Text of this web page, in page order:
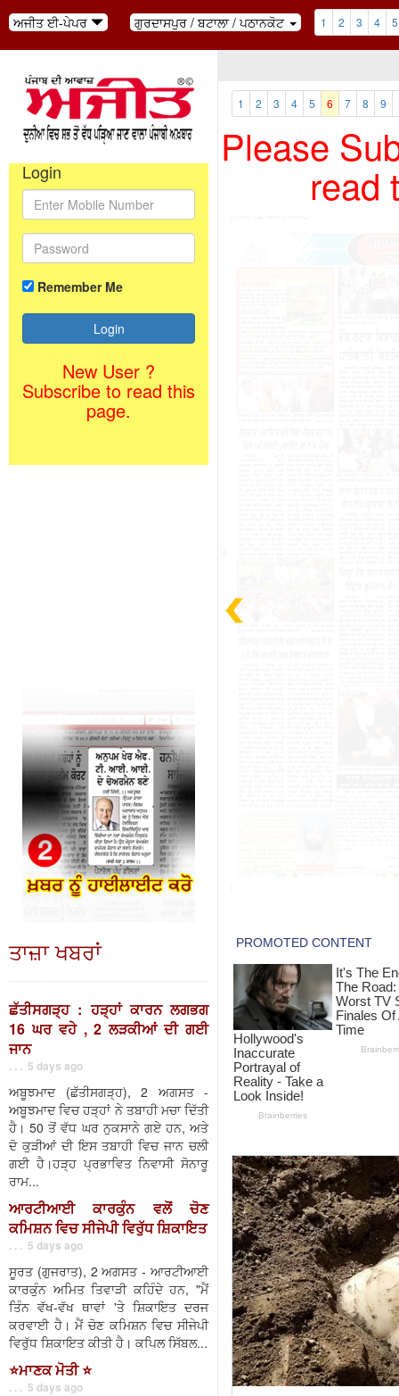
ਅਜੀਤ ਈ-ਪੇਪਰ ਗੁਰਦਾਸਪੁਰ / ਬਟਾਲਾ / ਪਠਾਨਕੋਟ 1 2 3 4 5
Login
Remember Me
New User ?
Subscribe to read this
page.
ਤਾਜ਼ਾ ਖਬਰਾਂ
ਛੱਤੀਸਗੜ੍ਹ : ਹੜ੍ਹਾਂ ਕਾਰਨ ਲਗਭਗ
16 ਘਰ ਵਹੇ , 2 ਲੜਕੀਆਂ ਦੀ ਗਈ
ਜਾਨ
. . . 5 days ago
ਅਬੂਝਮਾਦ (ਛੱਤੀਸਗੜ੍ਹ), 2 ਅਗਸਤ -
ਅਬੂਝਮਾਦ ਵਿਚ ਹੜ੍ਹਾਂ ਨੇ ਤਬਾਹੀ ਮਚਾ ਦਿੱਤੀ
ਹੈ। 50 ਤੋਂ ਵੱਧ ਘਰ ਨੁਕਸਾਨੇ ਗਏ ਹਨ, ਅਤੇ
ਦੋ ਕੁੜੀਆਂ ਦੀ ਇਸ ਤਬਾਹੀ ਵਿਚ ਜਾਨ ਚਲੀ
ਗਈ ਹੈ।ਹੜ੍ਹ ਪ੍ਰਭਾਵਿਤ ਨਿਵਾਸੀ ਸੋਨਾਰੂ
ਰਾਮ...
ਆਰਟੀਆਈ ਕਾਰਕੁੰਨ ਵਲੋਂ ਚੋਣ
ਕਮਿਸ਼ਨ ਵਿਚ ਸੀਜੇਪੀ ਵਿਰੁੱਧ ਸ਼ਿਕਾਇਤ
. . . 5 days ago
ਸੂਰਤ (ਗੁਜਰਾਤ), 2 ਅਗਸਤ - ਆਰਟੀਆਈ
ਕਾਰਕੁੰਨ ਅਮਿਤ ਤਿਵਾੜੀ ਕਹਿੰਦੇ ਹਨ, "ਮੈਂ
ਤਿੰਨ ਵੱਖ-ਵੱਖ ਥਾਵਾਂ 'ਤੇ ਸ਼ਿਕਾਇਤ ਦਰਜ
ਕਰਵਾਈ ਹੈ। ਮੈਂ ਚੋਣ ਕਮਿਸ਼ਨ ਵਿਚ ਸੀਜੇਪੀ
ਵਿਰੁੱਧ ਸ਼ਿਕਾਇਤ ਕੀਤੀ ਹੈ। ਕਪਿਲ ਸਿੱਬਲ...
⭐️ਮਾਣਕ ਮੋਤੀ ⭐️
. . . 5 days ago
1 2 3 4 5 6 7 8 9
Please
read